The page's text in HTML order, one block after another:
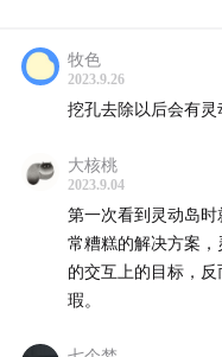
牧色
2023.9.26
挖孔去除以后会有
大核桃
2023.9.04
第一次看到灵动岛
常糟糕的解决方案
的交互上的目标，
瑕。